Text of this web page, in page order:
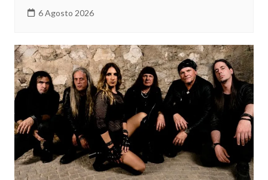
6 Agosto 2026